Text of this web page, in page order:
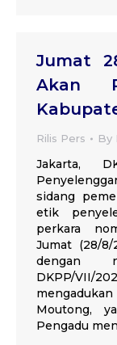
Jumat
Akan
Rilis Pers By
Jakarta,
sidang
etik
perkara
Jumat (28/
dengan
DKPP/VII/
Moutong,
Pengadu